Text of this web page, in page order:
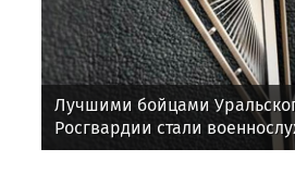
Лучшими бойцами
Росгвардии стали
соединения по охране